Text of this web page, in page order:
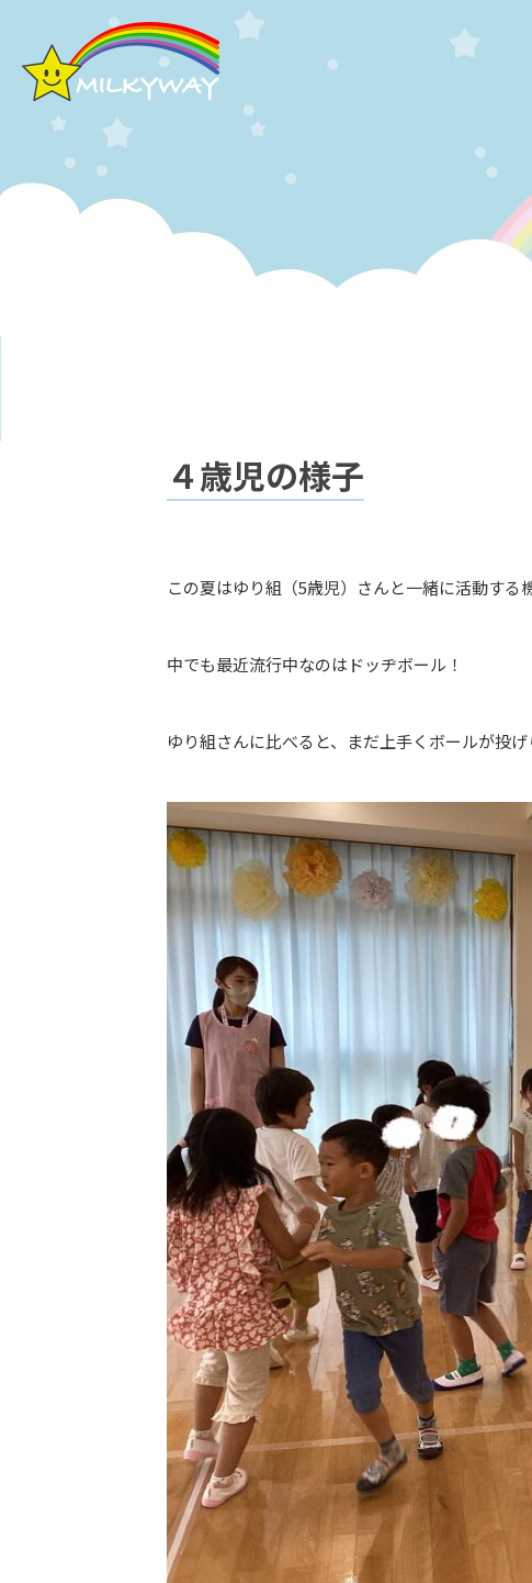
４歳児の様子
この夏はゆり組（5歳児）さんと一緒に活動す
中でも最近流行中なのはドッヂボール！
ゆり組さんに比べると、まだ上手くボールが投